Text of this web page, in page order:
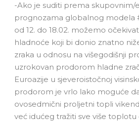
-Ako je suditi prema skupovnim/
prognozama globalnog modela
od 12. do 18.02. možemo
hladnoće koji bi donio znatno
zraka u odnosu na višegodišnji
uzrokovan prodorom hladne
Euroazije u sjeveroistočnoj
prodorom je vrlo lako moguće
ovosedmični proljetni topli
već idućeg tražiti sve više toplotu